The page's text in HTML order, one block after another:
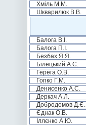
Хміль М.М.
Шкварилюк В.В.
Балога В.І.
Балога П.І.
Безбах Я.Я.
Білецький А.Є.
Герега О.В.
Гопко Г.М.
Денисенко А.С.
Деркач А.Л.
Добродомов Д.Є.
Єднак О.В.
Іллєнко А.Ю.